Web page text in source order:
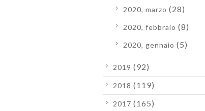
2020, marzo (28)
2020, febbraio (8)
2020, gennaio (5)
2019 (92)
2018 (119)
2017 (165)